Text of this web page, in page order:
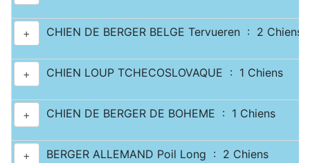
+ CHIEN DE BERGER BELGE Tervueren : 2 Chiens
+ CHIEN LOUP TCHECOSLOVAQUE : 1 Chiens
+ CHIEN DE BERGER DE BOHEME : 1 Chiens
+ BERGER ALLEMAND Poil Long : 2 Chiens